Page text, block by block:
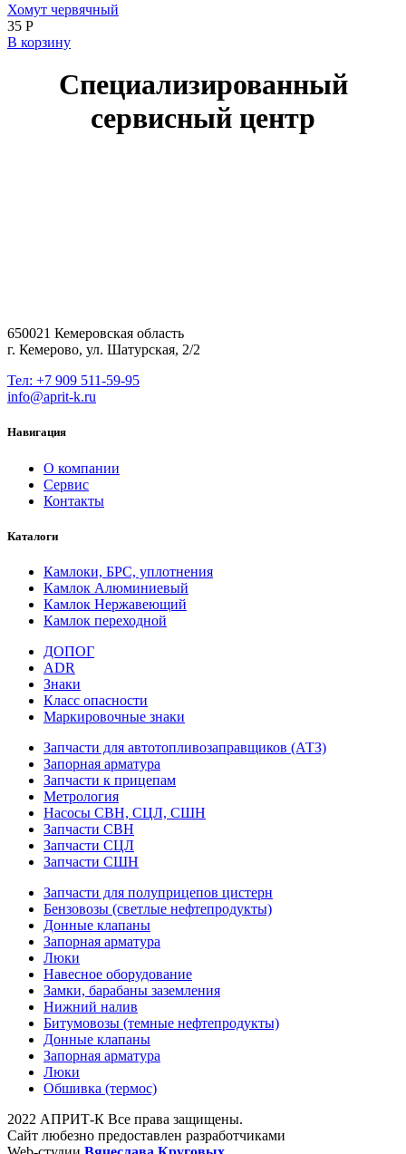
Хомут червячный
35 Р
В корзину
Специализированный
сервисный центр
650021 Кемеровская область
г. Кемерово, ул. Шатурская, 2/2
Тел: +7 909 511-59-95
info@aprit-k.ru
Навигация
О компании
Сервис
Контакты
Каталоги
Камлоки, БРС, уплотнения
Камлок Алюминиевый
Камлок Нержавеющий
Камлок переходной
ДОПОГ
ADR
Знаки
Класс опасности
Маркировочные знаки
Запчасти для автотопливозаправщиков (АТЗ)
Запорная арматура
Запчасти к прицепам
Метрология
Насосы СВН, СЦЛ, СШН
Запчасти СВН
Запчасти СЦЛ
Запчасти СШН
Запчасти для полуприцепов цистерн
Бензовозы (светлые нефтепродукты)
Донные клапаны
Запорная арматура
Люки
Навесное оборудование
Замки, барабаны заземления
Нижний налив
Битумовозы (темные нефтепродукты)
Донные клапаны
Запорная арматура
Люки
Обшивка (термос)
2022 АПРИТ-К Все права защищены.
Сайт любезно предоставлен разработчиками